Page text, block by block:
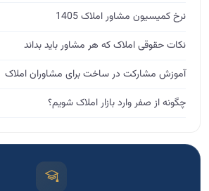
نرخ کمیسیون مشاور املاک 1405
نکات حقوقی املاک که هر مشاور باید بداند
آموزش مشارکت در ساخت برای مشاوران املاک
چگونه از صفر وارد بازار املاک شویم؟